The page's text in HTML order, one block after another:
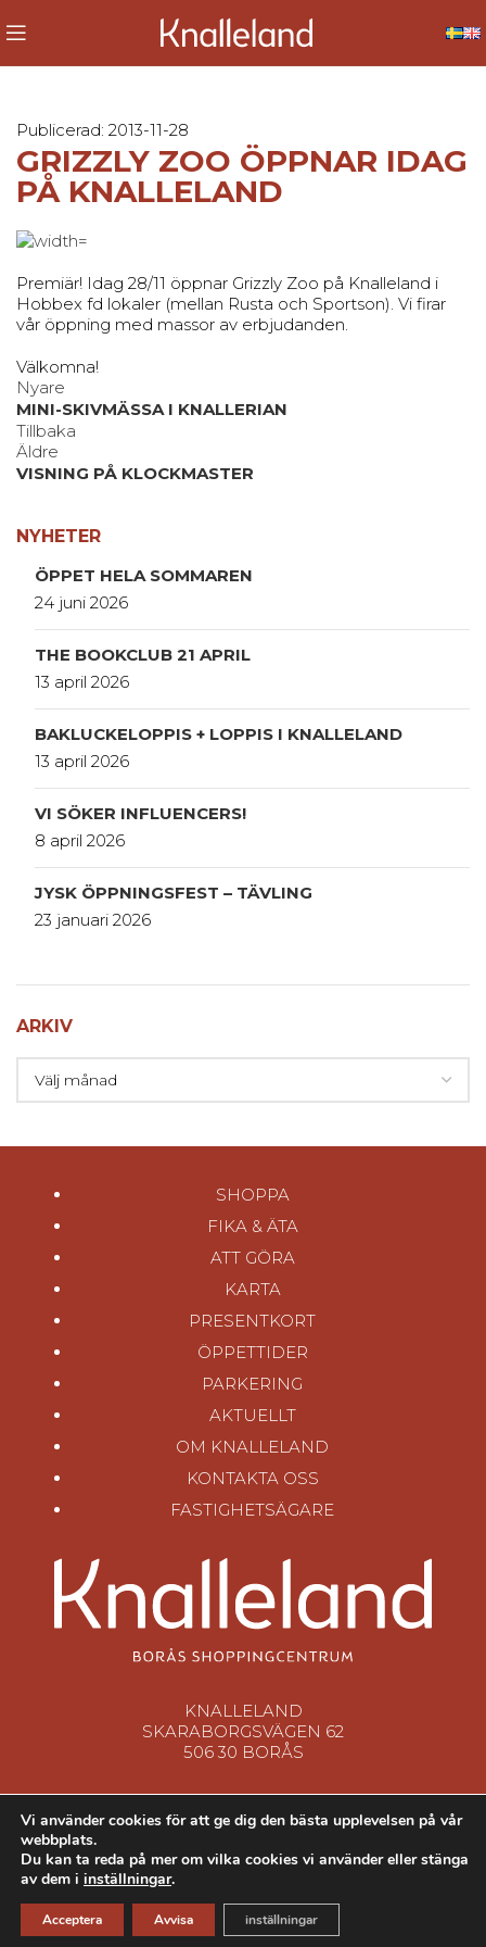
Publicerad: 2013-11-28
GRIZZLY ZOO ÖPPNAR IDAG
PÅ KNALLELAND
Premiär! Idag 28/11 öppnar Grizzly Zoo på Knalleland i
Hobbex fd lokaler (mellan Rusta och Sportson). Vi firar
vår öppning med massor av erbjudanden.
Välkomna!
Nyare
MINI-SKIVMÄSSA I KNALLERIAN
Tillbaka
Äldre
VISNING PÅ KLOCKMASTER
NYHETER
ÖPPET HELA SOMMAREN
24 juni 2026
THE BOOKCLUB 21 APRIL
13 april 2026
BAKLUCKELOPPIS + LOPPIS I KNALLELAND
13 april 2026
VI SÖKER INFLUENCERS!
8 april 2026
JYSK ÖPPNINGSFEST – TÄVLING
23 januari 2026
ARKIV
SHOPPA
FIKA & ÄTA
ATT GÖRA
KARTA
PRESENTKORT
ÖPPETTIDER
PARKERING
AKTUELLT
OM KNALLELAND
KONTAKTA OSS
FASTIGHETSÄGARE
KNALLELAND
SKARABORGSVÄGEN 62
506 30 BORÅS
© 2026Knalleland
Vi använder cookies för att ge dig den bästa upplevelsen på vår
webbplats.
Du kan ta reda på mer om vilka cookies vi använder eller stänga
av dem i inställningar.
Acceptera Avvisa inställningar